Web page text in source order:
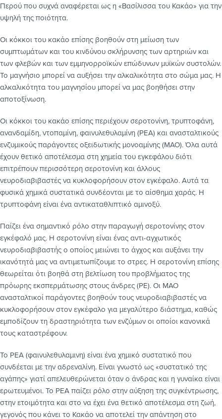
Περού που συχνά αναφέρεται ως η «Βασίλισσα του Κακάο» για την
υψηλή της ποιότητα.
Οι κόκκοι του κακάο επίσης βοηθούν στη μείωση των
συμπτωμάτων και του κινδύνου σκλήρυνσης των αρτηριών και
των φλεβών και των εμμηνορροϊκών επώδυνων μυϊκών συστολών.
Το μαγνήσιο μπορεί να αυξήσει την αλκαλικότητα στο σώμα μας. Η
αλκαλικότητα του μαγνησίου μπορεί να μας βοηθήσει στην
αποτοξίνωση.
Οι κόκκοι του κακάο επίσης περιέχουν σεροτονίνη, τρυπτοφάνη,
ανανδαμίδη, ντοπαμίνη, φαινυλεθυλαμίνη (ΡΕΑ) και ανασταλτικούς
ενζυμικούς παράγοντες οξειδωτικής μονοαμίνης (ΜΑΟ). Όλα αυτά
έχουν θετικό αποτέλεσμα στη χημεία του εγκεφάλου διότι
επιτρέπουν περισσότερη σεροτονίνη και άλλους
νευροδιαβιβαστές να κυκλοφορήσουν στον εγκέφαλο. Αυτά τα
φυσικά χημικά συστατικά συνδέονται με το αίσθημα χαράς. Η
τρυπτοφάνη είναι ένα αντικαταθλιπτικό αμινοξύ.
Παίζει ένα σημαντικό ρόλο στην παραγωγή σεροτονίνης στον
εγκέφαλό μας. Η σεροτονίνη είναι ένας αντι-αγχωτικός
νευροδιαβιβαστής ο οποίος μειώνει το άγχος και αυξάνει την
ικανότητά μας να αντιμετωπίζουμε το στρες. Η σεροτονίνη επίσης
θεωρείται ότι βοηθά στη βελτίωση του προβλήματος της
πρόωρης εκσπερμάτωσης στους άνδρες (ΡΕ). Οι ΜΑΟ
ανασταλτικοί παράγοντες βοηθούν τους νευροδιαβιβαστές να
κυκλοφορήσουν στον εγκέφαλο για μεγαλύτερο διάστημα, καθώς
εμποδίζουν τη δραστηριότητα των ενζύμων οι οποίοι κανονικά
τους καταστρέφουν.
Το ΡΕΑ (φαινυλεθυλαμινη) είναι ένα χημικό συστατικό που
συνδέεται με την αδρεναλίνη. Είναι γνωστό ως «συστατικό της
αγάπης» γιατί απελευθερώνεται όταν ο άνδρας και η γυναίκα είναι
ερωτευμένοι. Το ΡΕΑ παίζει ρόλο στην αύξηση της συγκέντρωσης,
στην ετοιμότητα και στο να έχει ένα θετικό αποτέλεσμα στη ζωή,
γεγονός που κάνει το Κακάο να αποτελεί την απάντηση στο